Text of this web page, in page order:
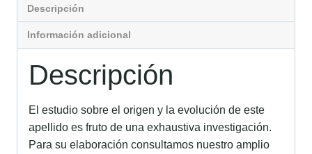
Descripción
Información adicional
Descripción
El estudio sobre el origen y la evolución de este
apellido es fruto de una exhaustiva investigación.
Para su elaboración consultamos nuestro amplio